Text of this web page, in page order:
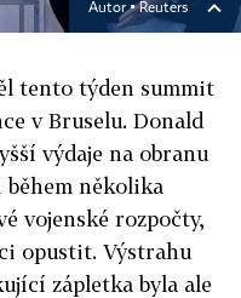
Autor ▪Reuters
tento týden summit
v Bruselu. Donald
výdaje na obranu
během několika
vojenské rozpočty,
opustit. Výstrahu
zápletka byla ale